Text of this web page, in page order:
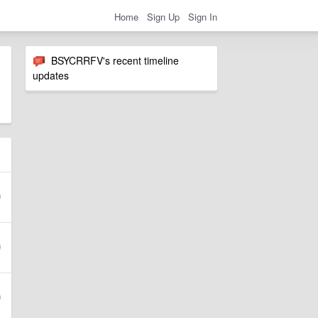
Home Sign Up Sign In
BSYCRRFV's recent timeline
updates